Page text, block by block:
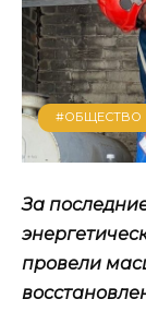
#ОБЩЕСТВО
За
провели